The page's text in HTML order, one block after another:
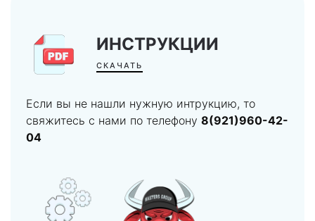
ИНСТРУКЦИИ
СКАЧАТЬ
Если вы не нашли нужную интрукцию, то
свяжитесь с нами по телефону 8(921)960-42-
04